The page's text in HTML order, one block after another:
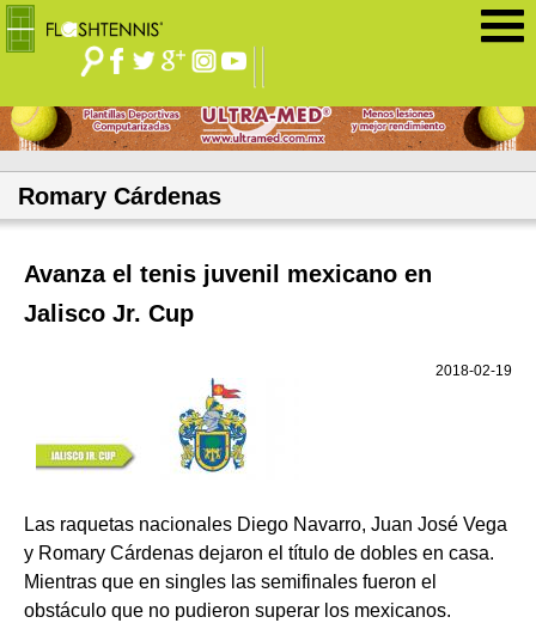
Romary Cárdenas
Avanza el tenis juvenil mexicano en
Jalisco Jr. Cup
2018-02-19
Las raquetas nacionales Diego Navarro, Juan José Vega
y Romary Cárdenas dejaron el título de dobles en casa.
Mientras que en singles las semifinales fueron el
obstáculo que no pudieron superar los mexicanos.